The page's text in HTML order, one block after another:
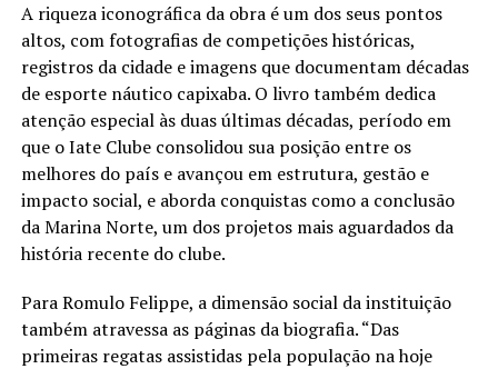
A riqueza iconográfica da obra é um dos seus pontos
altos, com fotografias de competições históricas,
registros da cidade e imagens que documentam décadas
de esporte náutico capixaba. O livro também dedica
atenção especial às duas últimas décadas, período em
que o Iate Clube consolidou sua posição entre os
melhores do país e avançou em estrutura, gestão e
impacto social, e aborda conquistas como a conclusão
da Marina Norte, um dos projetos mais aguardados da
história recente do clube.
Para Romulo Felippe, a dimensão social da instituição
também atravessa as páginas da biografia. “Das
primeiras regatas assistidas pela população na hoje